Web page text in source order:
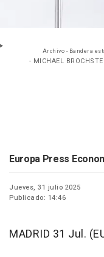
Archivo - Bandera
- MICHAEL
Europa Press
Jueves, 31 julio 2025
Publicado: 14:46
MADRID 31 Jul.